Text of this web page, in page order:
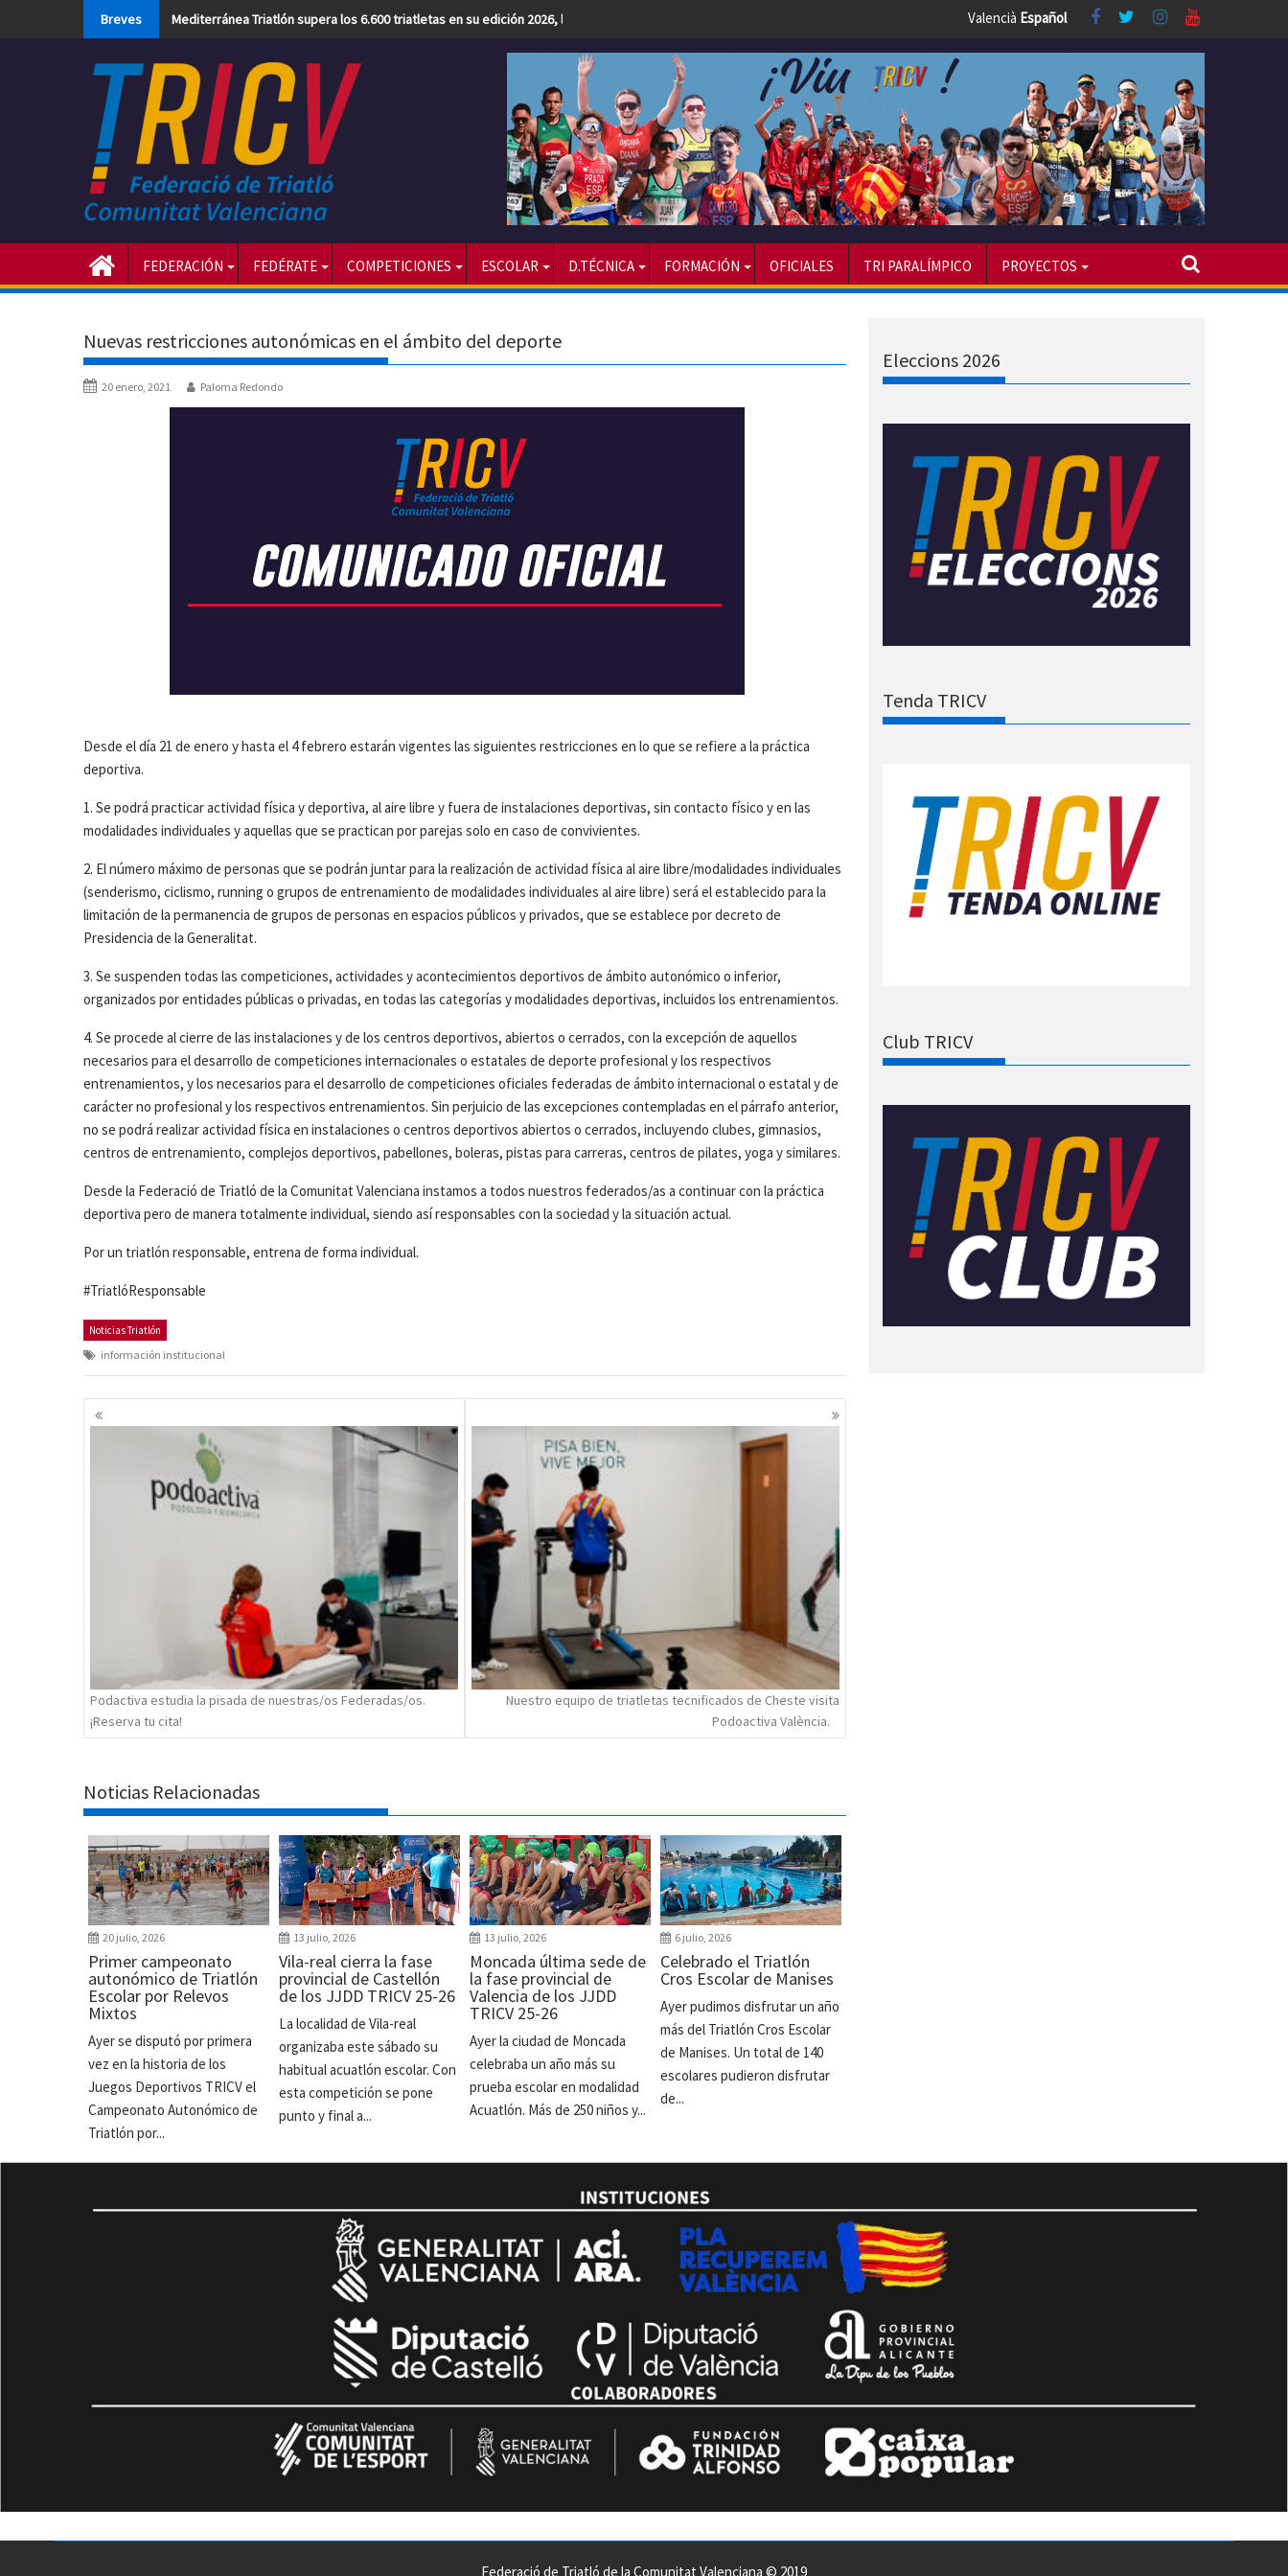
Breves Mediterránea Triatlón supera los 6.600 triatletas en su edición 2026, la más numerosa hasta la fecha Valencià Español
FEDERACIÓN FEDÉRATE COMPETICIONES ESCOLAR D.TÉCNICA FORMACIÓN OFICIALES TRI PARALÍMPICO PROYECTOS
Nuevas restricciones autonómicas en el ámbito del deporte
20 enero, 2021 Paloma Redondo
Desde el día 21 de enero y hasta el 4 febrero estarán vigentes las siguientes restricciones en lo que se refiere a la práctica
deportiva.
1. Se podrá practicar actividad física y deportiva, al aire libre y fuera de instalaciones deportivas, sin contacto físico y en las
modalidades individuales y aquellas que se practican por parejas solo en caso de convivientes.
2. El número máximo de personas que se podrán juntar para la realización de actividad física al aire libre/modalidades individuales
(senderismo, ciclismo, running o grupos de entrenamiento de modalidades individuales al aire libre) será el establecido para la
limitación de la permanencia de grupos de personas en espacios públicos y privados, que se establece por decreto de
Presidencia de la Generalitat.
3. Se suspenden todas las competiciones, actividades y acontecimientos deportivos de ámbito autonómico o inferior,
organizados por entidades públicas o privadas, en todas las categorías y modalidades deportivas, incluidos los entrenamientos.
4. Se procede al cierre de las instalaciones y de los centros deportivos, abiertos o cerrados, con la excepción de aquellos
necesarios para el desarrollo de competiciones internacionales o estatales de deporte profesional y los respectivos
entrenamientos, y los necesarios para el desarrollo de competiciones oficiales federadas de ámbito internacional o estatal y de
carácter no profesional y los respectivos entrenamientos. Sin perjuicio de las excepciones contempladas en el párrafo anterior,
no se podrá realizar actividad física en instalaciones o centros deportivos abiertos o cerrados, incluyendo clubes, gimnasios,
centros de entrenamiento, complejos deportivos, pabellones, boleras, pistas para carreras, centros de pilates, yoga y similares.
Desde la Federació de Triatló de la Comunitat Valenciana instamos a todos nuestros federados/as a continuar con la práctica
deportiva pero de manera totalmente individual, siendo así responsables con la sociedad y la situación actual.
Por un triatlón responsable, entrena de forma individual.
#TriatlóResponsable
Noticias Triatlón
información institucional
Navegación
de
Podactiva estudia la pisada de nuestras/os Federadas/os.
¡Reserva tu cita!
Nuestro equipo de triatletas tecnificados de Cheste visita
Podoactiva València.
Noticias Relacionadas
20 julio, 2026
Primer campeonato
autonómico de Triatlón
Escolar por Relevos
Mixtos
Ayer se disputó por primera
vez en la historia de los
Juegos Deportivos TRICV el
Campeonato Autonómico de
Triatlón por...
13 julio, 2026
Vila-real cierra la fase
provincial de Castellón
de los JJDD TRICV 25-26
La localidad de Vila-real
organizaba este sábado su
habitual acuatlón escolar. Con
esta competición se pone
punto y final a...
13 julio, 2026
Moncada última sede de
la fase provincial de
Valencia de los JJDD
TRICV 25-26
Ayer la ciudad de Moncada
celebraba un año más su
prueba escolar en modalidad
Acuatlón. Más de 250 niños y...
6 julio, 2026
Celebrado el Triatlón
Cros Escolar de Manises
Ayer pudimos disfrutar un año
más del Triatlón Cros Escolar
de Manises. Un total de 140
escolares pudieron disfrutar
de...
Eleccions 2026
Tenda TRICV
Club TRICV
Federació de Triatló de la Comunitat Valenciana © 2019